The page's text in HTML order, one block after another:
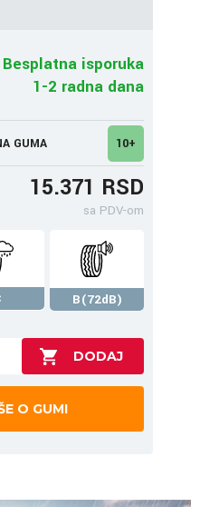
Besplatna isporuka
1-2 radna dana
GUMA 10+
15.371 RSD
sa PDV-om
B(72dB)
O GUMI